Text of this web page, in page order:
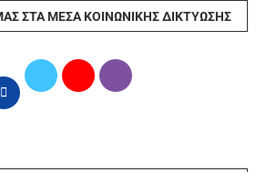
ΣΤΑ ΜΈΣΑ ΚΟΙΝΩΝΙΚΉΣ ΔΙΚΤΎΩΣΗΣ